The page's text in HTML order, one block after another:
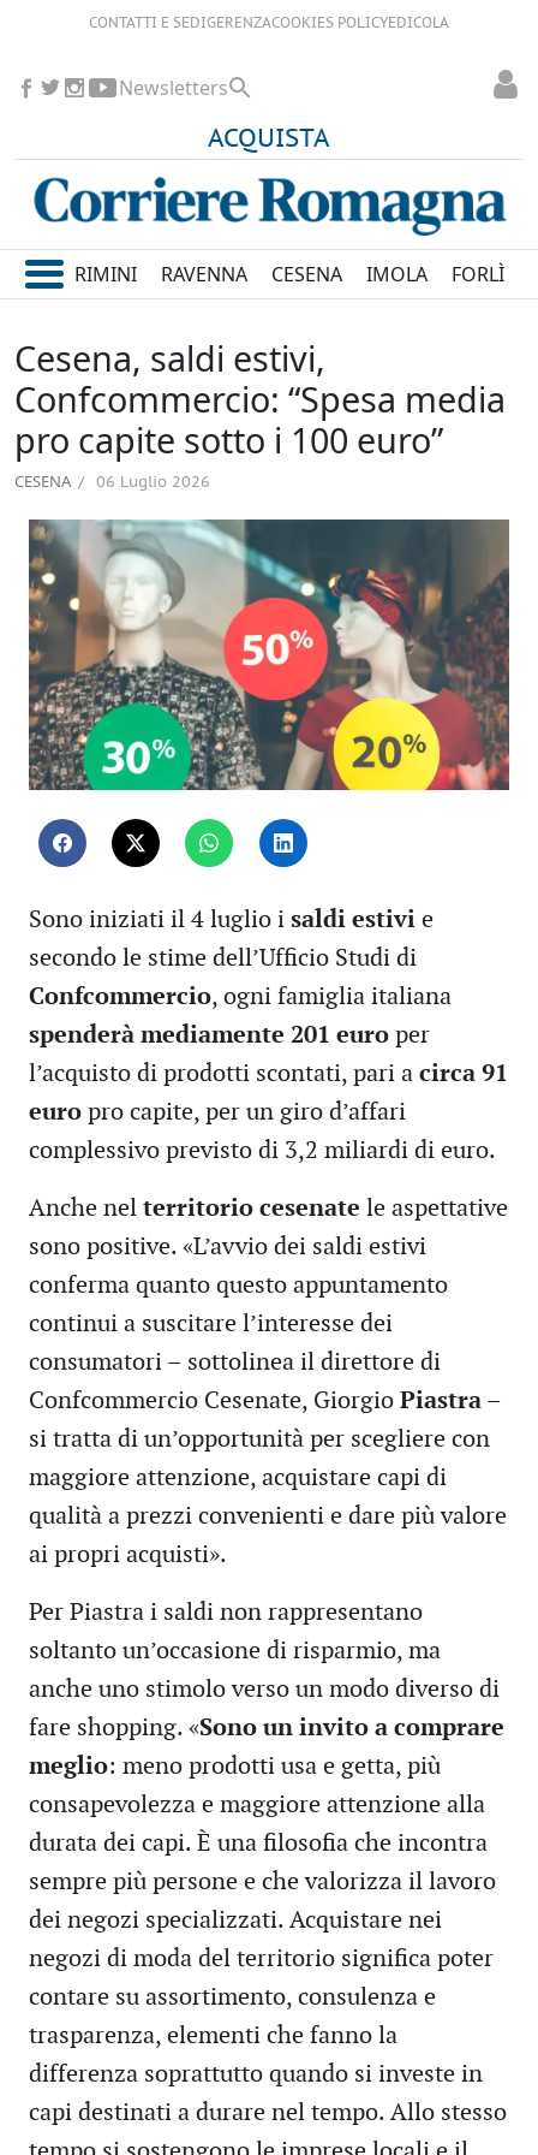
CONTATTI E SEDIGERENZACOOKIES POLICYEDICOLA
ACQUISTA
Newsletters
RIMINI RAVENNA CESENA IMOLA FORLÌ
Cesena, saldi estivi,
Confcommercio: “Spesa media
pro capite sotto i 100 euro”
CESENA 06 Luglio 2026
Sono iniziati il 4 luglio i saldi estivi e
secondo le stime dell’Ufficio Studi di
Confcommercio, ogni famiglia italiana
spenderà mediamente 201 euro per
l’acquisto di prodotti scontati, pari a circa 91
euro pro capite, per un giro d’affari
complessivo previsto di 3,2 miliardi di euro.
Anche nel territorio cesenate le aspettative
sono positive. «L’avvio dei saldi estivi
conferma quanto questo appuntamento
continui a suscitare l’interesse dei
consumatori – sottolinea il direttore di
Confcommercio Cesenate, Giorgio Piastra –
si tratta di un’opportunità per scegliere con
maggiore attenzione, acquistare capi di
qualità a prezzi convenienti e dare più valore
ai propri acquisti».
Per Piastra i saldi non rappresentano
soltanto un’occasione di risparmio, ma
anche uno stimolo verso un modo diverso di
fare shopping. «Sono un invito a comprare
meglio: meno prodotti usa e getta, più
consapevolezza e maggiore attenzione alla
durata dei capi. È una filosofia che incontra
sempre più persone e che valorizza il lavoro
dei negozi specializzati. Acquistare nei
negozi di moda del territorio significa poter
contare su assortimento, consulenza e
trasparenza, elementi che fanno la
differenza soprattutto quando si investe in
capi destinati a durare nel tempo. Allo stesso